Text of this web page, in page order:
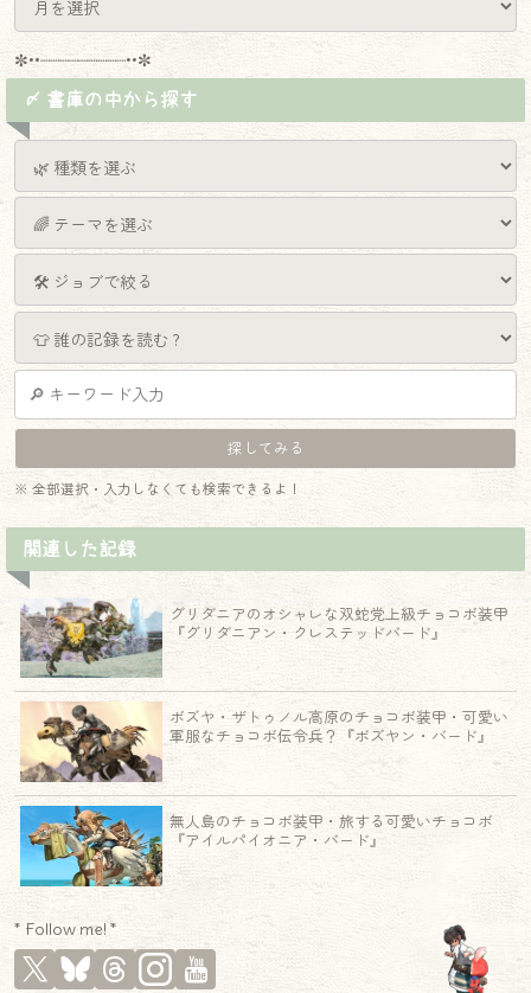
✼••┈┈┈┈┈┈┈┈┈••✼
〆 書庫の中から探す
※ 全部選択・入力しなくても検索できるよ！
関連した記録
グリダニアのオシャレな双蛇党上級チョコボ装甲
『グリダニアン・クレステッドバード』
ボズヤ・ザトゥノル高原のチョコボ装甲・可愛い
軍服なチョコボ伝令兵？『ボズヤン・バード』
無人島のチョコボ装甲・旅する可愛いチョコボ
『アイルパイオニア・バード』
* Follow me! *